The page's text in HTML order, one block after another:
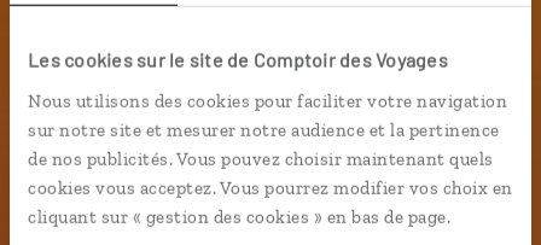
Les cookies sur le site de Comptoir des Voyages
Nous utilisons des cookies pour faciliter votre navigation
sur notre site et mesurer notre audience et la pertinence
de nos publicités. Vous pouvez choisir maintenant quels
cookies vous acceptez. Vous pourrez modifier vos choix en
cliquant sur « gestion des cookies » en bas de page.
Anna,
spécialiste Sénégal